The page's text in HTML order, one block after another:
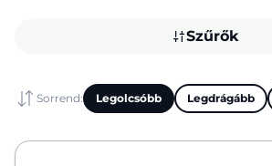
Szűrők
Sorrend: Legolcsóbb Legdrágább